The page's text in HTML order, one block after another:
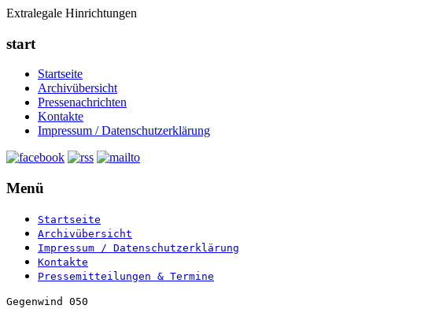
Extralegale Hinrichtungen
start
Startseite
Archivübersicht
Pressenachrichten
Kontakte
Impressum / Datenschutzerklärung
Menü
Startseite
Archivübersicht
Impressum / Datenschutzerklärung
Kontakte
Pressemitteilungen & Termine
Gegenwind 050